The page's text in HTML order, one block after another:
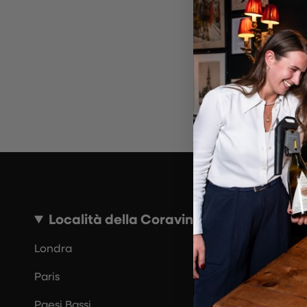
~10 MINUTI
Località della Coravin Guide
Londra
Paris
Paesi Bassi